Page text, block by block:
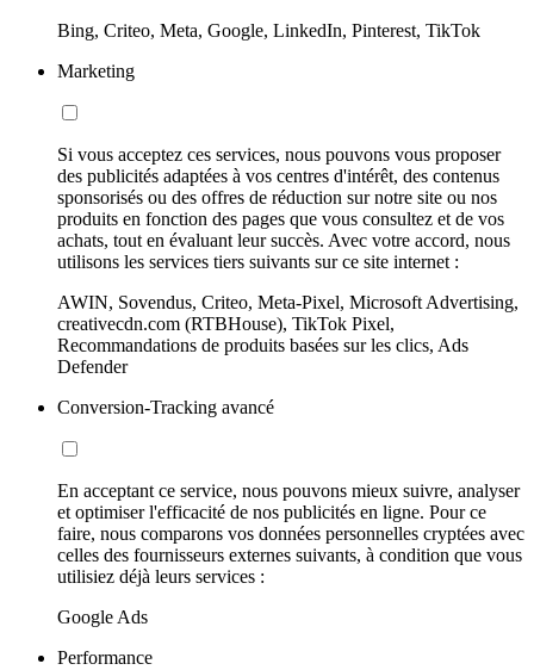
Bing, Criteo, Meta, Google, LinkedIn, Pinterest, TikTok
Marketing
Si vous acceptez ces services, nous pouvons vous proposer
des publicités adaptées à vos centres d'intérêt, des contenus
sponsorisés ou des offres de réduction sur notre site ou nos
produits en fonction des pages que vous consultez et de vos
achats, tout en évaluant leur succès. Avec votre accord, nous
utilisons les services tiers suivants sur ce site internet :
AWIN, Sovendus, Criteo, Meta-Pixel, Microsoft Advertising,
creativecdn.com (RTBHouse), TikTok Pixel,
Recommandations de produits basées sur les clics, Ads
Defender
Conversion-Tracking avancé
En acceptant ce service, nous pouvons mieux suivre, analyser
et optimiser l'efficacité de nos publicités en ligne. Pour ce
faire, nous comparons vos données personnelles cryptées avec
celles des fournisseurs externes suivants, à condition que vous
utilisiez déjà leurs services :
Google Ads
Performance